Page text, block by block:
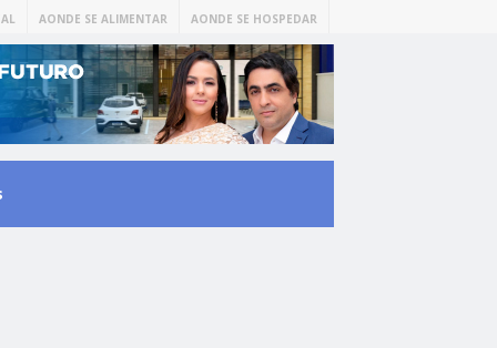
AONDE SE ALIMENTAR AONDE SE HOSPEDAR